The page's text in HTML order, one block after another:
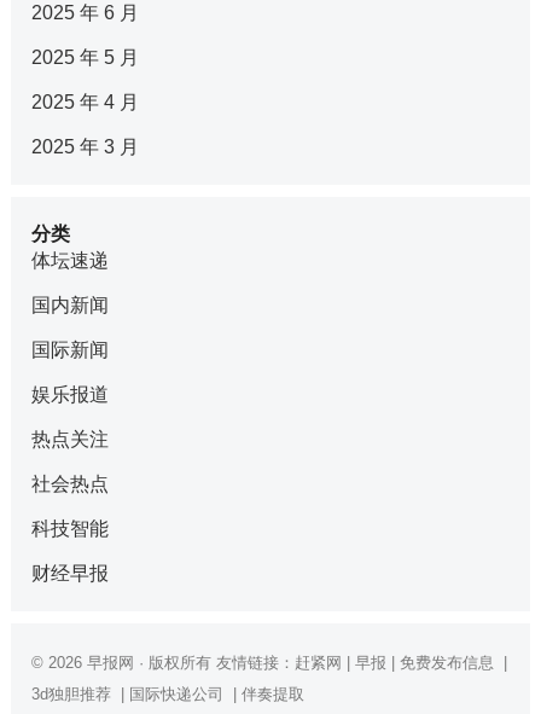
2025 年 6 月
2025 年 5 月
2025 年 4 月
2025 年 3 月
分类
体坛速递
国内新闻
国际新闻
娱乐报道
热点关注
社会热点
科技智能
财经早报
© 2026 早报网 · 版权所有 友情链接： 赶紧网 | 早报 | 免费发布信息
|
3d独胆推荐| 国际快递公司 | 伴奏提取